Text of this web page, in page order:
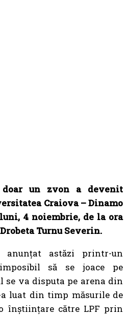
un zvon a devenit
Craiova – Dinamo
4 noiembrie, de la ora
Turnu Severin.
astăzi printr-un
să se joace pe
se va disputa pe arena din
luat din timp măsurile de
înștiințare către LPF prin